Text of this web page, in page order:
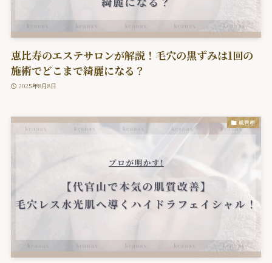
恵比寿のエステサロンが解説！毛穴の黒ずみは1回の
施術でどこまで綺麗になる？
2025年8月8日
肌管理